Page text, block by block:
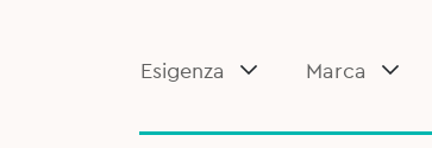
Esigenza Marca